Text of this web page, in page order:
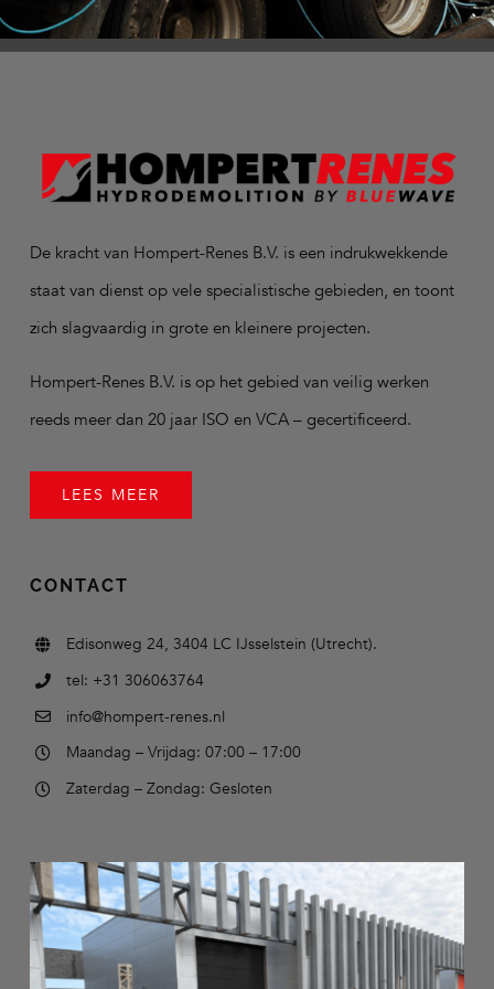
De kracht van Hompert-Renes B.V. is een indrukwekkende
staat van dienst op vele specialistische gebieden, en toont
zich slagvaardig in grote en kleinere projecten.
Hompert-Renes B.V. is op het gebied van veilig werken
reeds meer dan 20 jaar ISO en VCA – gecertificeerd.
LEES MEER
CONTACT
Edisonweg 24, 3404 LC IJsselstein (Utrecht).
tel: +31 306063764
info@hompert-renes.nl
Maandag – Vrijdag: 07:00 – 17:00
Zaterdag – Zondag: Gesloten